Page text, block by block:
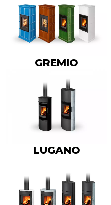
GREMIO
LUGANO